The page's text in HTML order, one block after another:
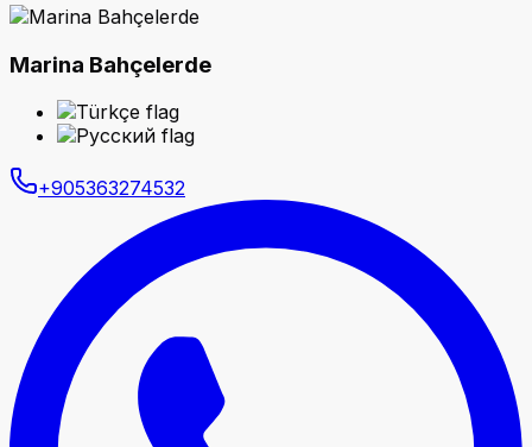
Marina Bahçelerde
+905363274532